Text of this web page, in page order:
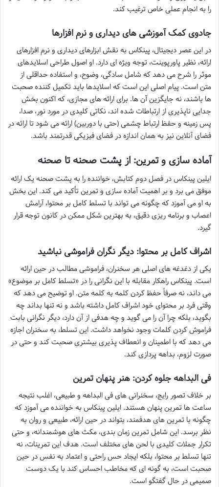
را به انجام عملی خاص ترغیب کند.
جادوی کمک آموزشی های دیداری و نرم افزارها
در این عصر دیجیتال، پینکاس به نقش ابزارهای دیداری و نرم افزارهای
ارائه، نظیر پاورپوینت، توجه ویژه ای دارد. او اصول طراحی اسلایدهای
موثر را شرح می دهد که شامل سادگی، وضوح، و استفاده حداقلی از
متن است. پیام اصلی این است که اسلایدها باید تکمیل کننده صحبت
ها باشند، نه جایگزین آن ها. برای ارائه های مجازی، که اکنون بخش
جدایی ناپذیری از ارتباطات شده اند، نکاتی کلیدی در مورد نور، صدا،
پس زمینه و حفظ ارتباط چشمی (حتی با دوربین) ارائه می شود تا ارائه در
فضای آنلاین نیز به همان اندازه در فضای فیزیکی قدرتمند باشد.
آماده سازی و تمرین: از پشت صحنه تا صحنه
ایلین پینکاس در فصل دوم کتابش، خواننده را به پشت صحنه یک ارائه
موفق می برد و بر اهمیت آماده سازی و تمرین تأکید می کند. این بخش
به او می آموزد که چگونه می تواند با تسلط کامل بر محتوا، آرامش
اعصاب و برنامه ریزی دقیق، به بهترین شکل ممکن در کانون توجه قرار
گیرد.
اشراف کامل بر محتوا: دیگر نگران فراموشی نباشید
یکی از دغدغه های اصلی هر سخنران، فراموشی مطالب در حین ارائه
است. پینکاس راهکار مقابله با این نگرانی را در «تسلط کامل بر موضوع»
می داند، نه صرفاً حفظ کردن کلمه به کلمه متن. او توضیح می دهد که
وقتی فرد بر محتوای خود اشراف کامل داشته باشد و نه تنها بداند چه
بگوید، بلکه چرا آن را می گوید و چه هدفی از آن دارد، دیگر نگرانی بابت
فراموش کردن کلمات وجود نخواهد داشت. این تسلط، به سخنران اجازه
می دهد که با اطمینان و انعطاف پذیری بیشتری صحبت کند و حتی در
صورت لزوم، بداهه پردازی کند.
فی البداهه جلوه کردن: هنر پنهان تمرین
بر خلاف تصور رایج، سخنرانی های فی البداهه و طبیعی، اغلب نتیجه
ساعت ها تمرین پنهان هستند. ایلین پینکاس به خواننده می آموزد که
چگونه با تمرین های هدفمند، بتواند در حین ارائه، طبیعی و روان به
نظر برسد. این شامل تمرین زمان بندی، مکث های هوشمندانه، و حتی
تکرار جملات کلیدی با لحن های مختلف است. هدف این تمرینات، نه
تنها تسلط بر محتوا، بلکه ایجاد حس راحتی و اعتماد به نفس در حین
صحبت است، به گونه ای که مخاطب احساس کند با یک دوست
صمیمی در حال گفتگو است.